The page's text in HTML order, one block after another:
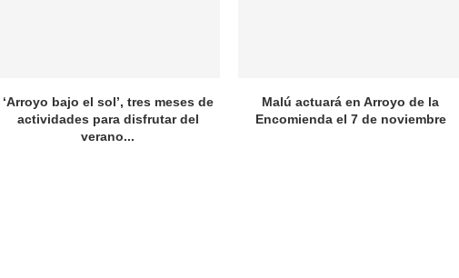
‘Arroyo bajo el sol’, tres meses de
actividades para disfrutar del
verano...
Malú actuará en Arroyo de la
Encomienda el 7 de noviembre